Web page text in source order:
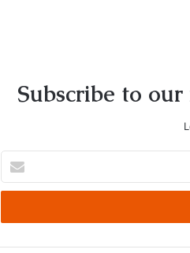
Subscribe to
your
Email